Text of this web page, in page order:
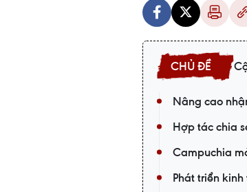
Nâng cao
Hợp tác chia
Campuchia
Phát triển